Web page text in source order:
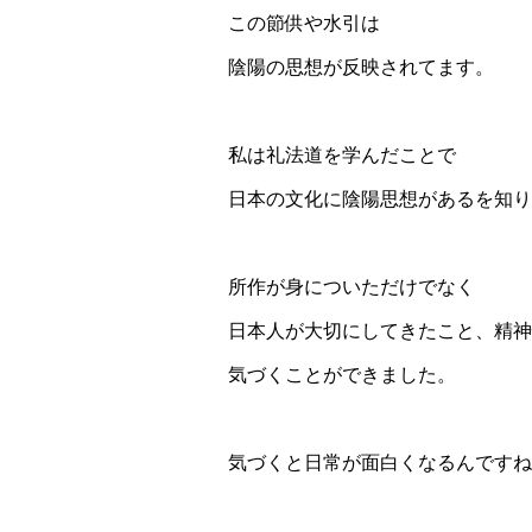
この節供や水引は
陰陽の思想が反映されてます。
私は礼法道を学んだことで
日本の文化に陰陽思想があるを知り
所作が身についただけでなく
日本人が大切にしてきたこと、精
気づくことができました。
気づくと日常が面白くなるんです